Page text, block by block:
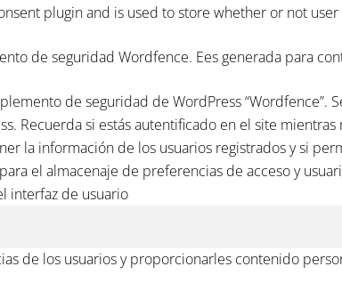
plugin and is used to store whether or not
de seguridad Wordfence. Ees generada para
de seguridad de WordPress
Recuerda si estás autentificado en el site mientras
la información de los usuarios registrados y si
el almacenaje de preferencias de acceso y
interfaz de usuario
de los usuarios y proporcionarles contenido